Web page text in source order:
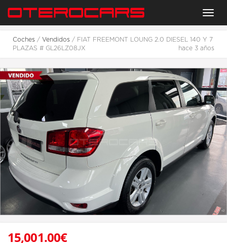
Menu
Coches / Vendidos / FIAT FREEMONT LOUNG 2.0 DIESEL 140 Y 7
PLAZAS # GL26LZ08JX
hace 3 años
2
15,001.00€